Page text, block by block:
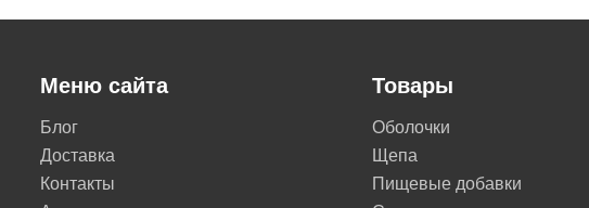
Меню сайта
Блог
Доставка
Контакты
Товары
Оболочки
Щепа
Пищевые добавки